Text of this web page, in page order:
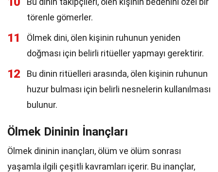
törenle gömerler.
11
Ölmek dini, ölen kişinin ruhunun yeniden
doğması için belirli ritüeller yapmayı gerektirir.
12
Bu dinin ritüelleri arasında, ölen kişinin ruhunun
huzur bulması için belirli nesnelerin kullanılması
bulunur.
Ölmek Dininin İnançları
Ölmek dininin inançları, ölüm ve ölüm sonrası
yaşamla ilgili çeşitli kavramları içerir. Bu inançlar,